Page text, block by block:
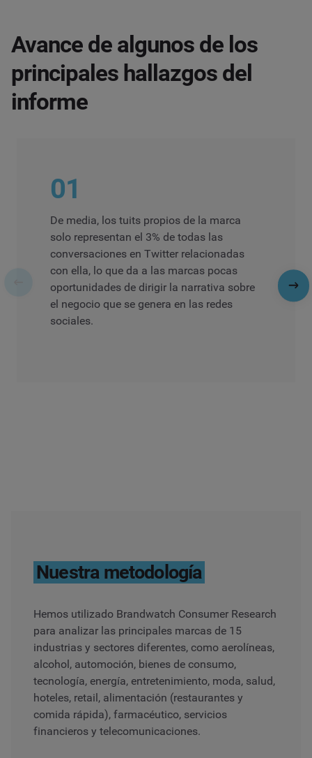
Avance de algunos de los
principales hallazgos del
informe
01
De media, los tuits propios de la marca
solo representan el 3% de todas las
conversaciones en Twitter relacionadas
con ella, lo que da a las marcas pocas
oportunidades de dirigir la narrativa sobre
el negocio que se genera en las redes
sociales.
Nuestra metodología
Hemos utilizado Brandwatch Consumer Research
para analizar las principales marcas de 15
industrias y sectores diferentes, como aerolíneas,
alcohol, automoción, bienes de consumo,
tecnología, energía, entretenimiento, moda, salud,
hoteles, retail, alimentación (restaurantes y
comida rápida), farmacéutico, servicios
financieros y telecomunicaciones.